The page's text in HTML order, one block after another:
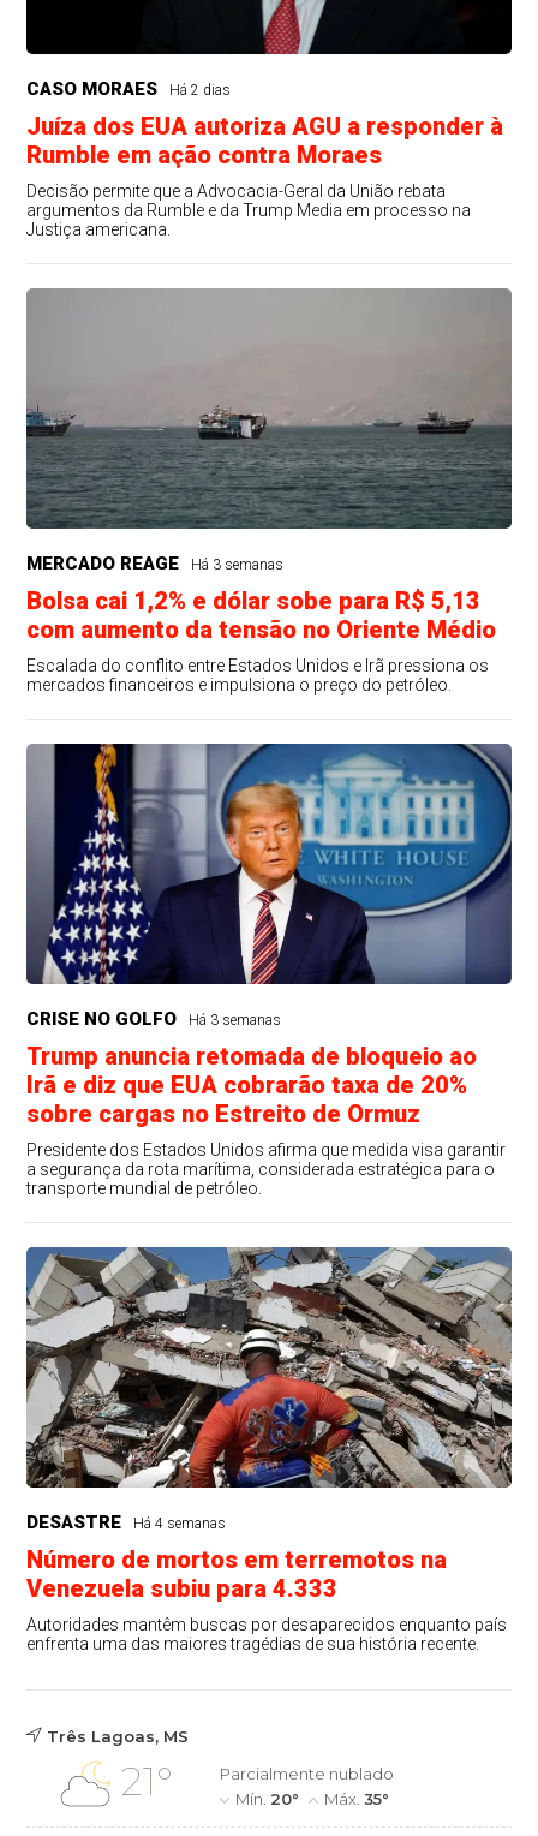
CASO MORAES Há 2 dias
Juíza dos EUA autoriza AGU a responder à
Rumble em ação contra Moraes
Decisão permite que a Advocacia-Geral da União rebata
argumentos da Rumble e da Trump Media em processo na
Justiça americana.
MERCADO REAGE Há 3 semanas
Bolsa cai 1,2% e dólar sobe para R$ 5,13
com aumento da tensão no Oriente Médio
Escalada do conflito entre Estados Unidos e Irã pressiona os
mercados financeiros e impulsiona o preço do petróleo.
CRISE NO GOLFO Há 3 semanas
Trump anuncia retomada de bloqueio ao
Irã e diz que EUA cobrarão taxa de 20%
sobre cargas no Estreito de Ormuz
Presidente dos Estados Unidos afirma que medida visa garantir
a segurança da rota marítima, considerada estratégica para o
transporte mundial de petróleo.
DESASTRE Há 4 semanas
Número de mortos em terremotos na
Venezuela subiu para 4.333
Autoridades mantêm buscas por desaparecidos enquanto país
enfrenta uma das maiores tragédias de sua história recente.
Três Lagoas, MS
21°
Parcialmente nublado
Mín. 20° Máx.35°